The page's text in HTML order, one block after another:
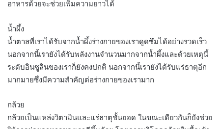
อาหารด้วยจะช่วยเพิ่มความยาวได้
น้ำผึ้ง
น้ำตาลที่เราได้รับจากน้ำผึ้งร่างกายของเราดูดซึมได้อย่างรวดเร็ว
นอกจากนี้เรายังได้รับพลังงานจำนวนมากจากน้ำผึ้งและด้วยเหตุนี้
ระดับอินซูลินของเราก็ยังคงปกติ นอกจากนี้เรายังได้รับแร่ธาตุอีก
มากมายซึ่งมีความสำคัญต่อร่างกายของเรามาก
กล้วย
กล้วยเป็นแหล่งวิตามินและแร่ธาตุชั้นยอด ในขณะเดียวกันก็ยังช่วย